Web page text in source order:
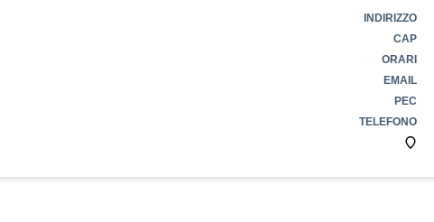
INDIRIZZO
CAP
ORARI
EMAIL
PEC
TELEFONO